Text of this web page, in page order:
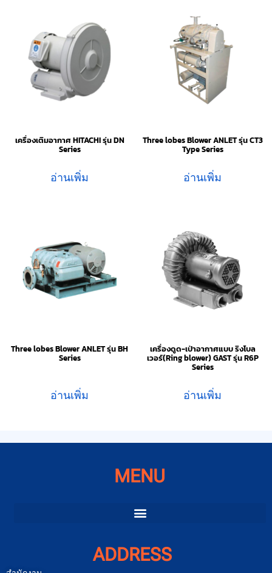
เครื่องเติมอากาศ HITACHI รุ่น DN
Series
อ่านเพิ่ม
Three lobes Blower ANLET รุ่น CT3
Type Series
อ่านเพิ่ม
Three lobes Blower ANLET รุ่น BH
Series
อ่านเพิ่ม
เครื่องดูด-เป่าอากาศแบบ ริงโบล
เวอร์(Ring blower) GAST รุ่น R6P
Series
อ่านเพิ่ม
MENU
ADDRESS